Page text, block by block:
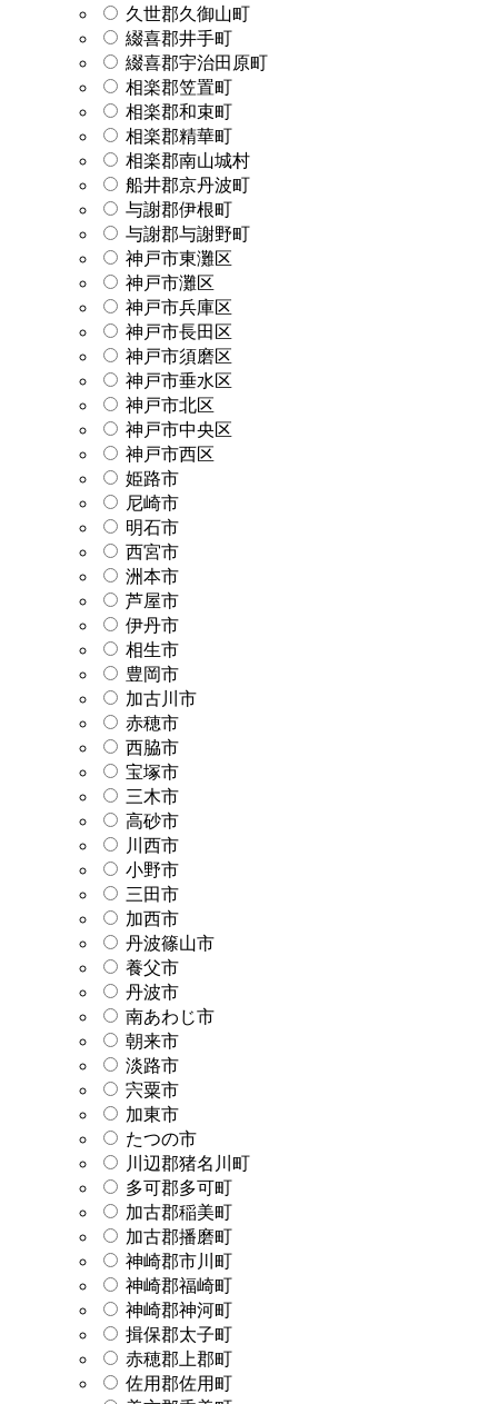
久世郡久御山町
綴喜郡井手町
綴喜郡宇治田原町
相楽郡笠置町
相楽郡和束町
相楽郡精華町
相楽郡南山城村
船井郡京丹波町
与謝郡伊根町
与謝郡与謝野町
神戸市東灘区
神戸市灘区
神戸市兵庫区
神戸市長田区
神戸市須磨区
神戸市垂水区
神戸市北区
神戸市中央区
神戸市西区
姫路市
尼崎市
明石市
西宮市
洲本市
芦屋市
伊丹市
相生市
豊岡市
加古川市
赤穂市
西脇市
宝塚市
三木市
高砂市
川西市
小野市
三田市
加西市
丹波篠山市
養父市
丹波市
南あわじ市
朝来市
淡路市
宍粟市
加東市
たつの市
川辺郡猪名川町
多可郡多可町
加古郡稲美町
加古郡播磨町
神崎郡市川町
神崎郡福崎町
神崎郡神河町
揖保郡太子町
赤穂郡上郡町
佐用郡佐用町